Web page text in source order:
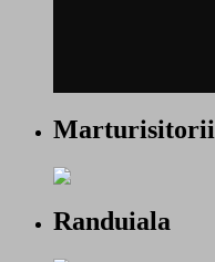
Marturisitorii
Randuiala